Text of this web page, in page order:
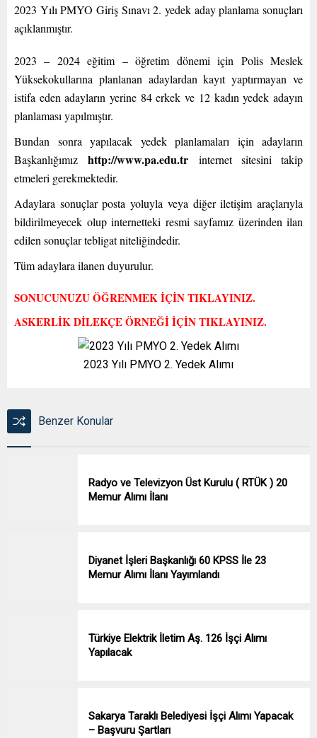
2023 Yılı PMYO Giriş Sınavı 2. yedek aday planlama sonuçları
açıklanmıştır.
2023 – 2024 eğitim – öğretim dönemi için Polis Meslek
Yüksekokullarına planlanan adaylardan kayıt yaptırmayan ve
istifa eden adayların yerine 84 erkek ve 12 kadın yedek adayın
planlaması yapılmıştır.
Bundan sonra yapılacak yedek planlamaları için adayların
Başkanlığımız http://www.pa.edu.tr internet sitesini takip
etmeleri gerekmektedir.
Adaylara sonuçlar posta yoluyla veya diğer iletişim araçlarıyla
bildirilmeyecek olup internetteki resmi sayfamız üzerinden ilan
edilen sonuçlar tebligat niteliğindedir.
Tüm adaylara ilanen duyurulur.
SONUCUNUZU ÖĞRENMEK İÇİN TIKLAYINIZ.
ASKERLİK DİLEKÇE ÖRNEĞİ İÇİN TIKLAYINIZ.
2023 Yılı PMYO 2. Yedek Alımı
Benzer Konular
Radyo ve Televizyon Üst Kurulu ( RTÜK ) 20
Memur Alımı İlanı
Diyanet İşleri Başkanlığı 60 KPSS İle 23
Memur Alımı İlanı Yayımlandı
Türkiye Elektrik İletim Aş. 126 İşçi Alımı
Yapılacak
Sakarya Taraklı Belediyesi İşçi Alımı Yapacak
– Başvuru Şartları